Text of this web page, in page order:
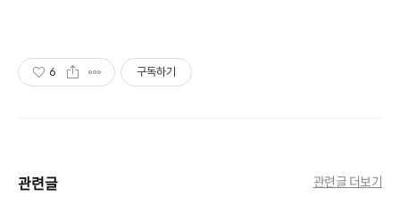
6 구독하기
관련글 관련글 더보기